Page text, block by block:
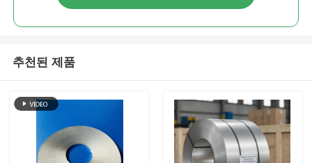
추천된 제품